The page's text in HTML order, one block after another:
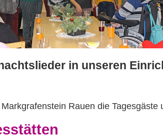
in unseren
Rauen die Tagesgäste